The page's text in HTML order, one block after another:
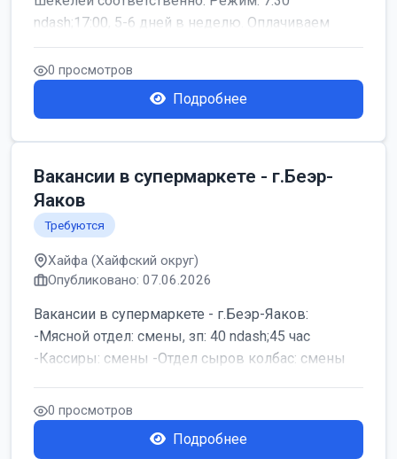
ndash;17:00, 5-6 дней в неделю. Оплачиваем
дор...
0 просмотров
Подробнее
Вакансии в супермаркете - г.Беэр-
Яаков
Требуются
Хайфа (Хайфский округ)
Опубликовано: 07.06.2026
Вакансии в супермаркете - г.Беэр-Яаков:
-Мясной отдел: смены, зп: 40 ndash;45 час
-Кассиры: смены -Отдел сыров колбас: смены
0 просмотров
Подробнее